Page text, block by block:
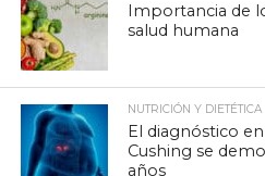
Importancia de
salud humana
NUTRICIÓN Y DIETÉTICA
El diagnóstico
Cushing se
años